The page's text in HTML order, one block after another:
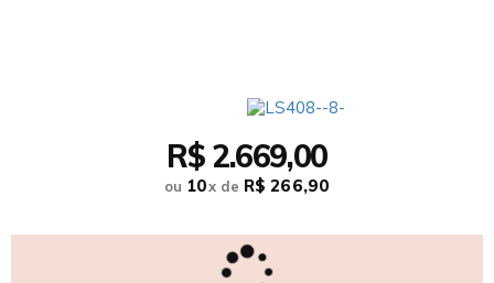
R$ 2.669,00
ou 10xde R$ 266,90